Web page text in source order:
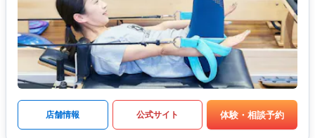
店舗情報 公式サイト 体験・相談予約